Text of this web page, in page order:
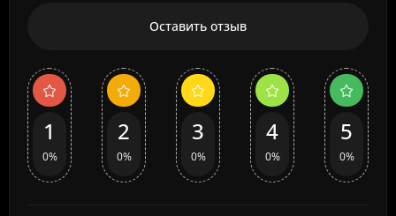
Оставить отзыв
1
0%
2
0%
3
0%
4
0%
5
0%